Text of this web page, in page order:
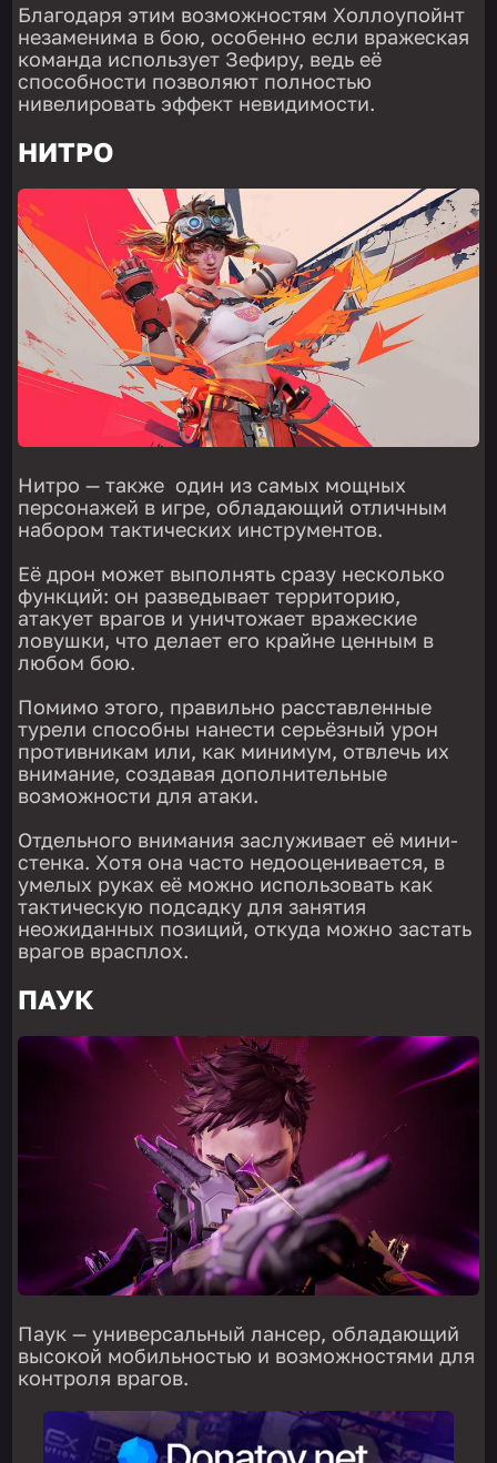
Благодаря этим возможностям Холлоупойнт
незаменима в бою, особенно если вражеская
команда использует Зефиру, ведь её
способности позволяют полностью
нивелировать эффект невидимости.
НИТРО
Нитро — также один из самых мощных
персонажей в игре, обладающий отличным
набором тактических инструментов.
Её дрон может выполнять сразу несколько
функций: он разведывает территорию,
атакует врагов и уничтожает вражеские
ловушки, что делает его крайне ценным в
любом бою.
Помимо этого, правильно расставленные
турели способны нанести серьёзный урон
противникам или, как минимум, отвлечь их
внимание, создавая дополнительные
возможности для атаки.
Отдельного внимания заслуживает её мини-
стенка. Хотя она часто недооценивается, в
умелых руках её можно использовать как
тактическую подсадку для занятия
неожиданных позиций, откуда можно застать
врагов врасплох.
ПАУК
Паук — универсальный лансер, обладающий
высокой мобильностью и возможностями для
контроля врагов.